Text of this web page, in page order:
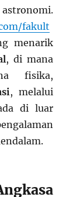
fakult
menarik
, di mana
fisika,
, melalui
di luar